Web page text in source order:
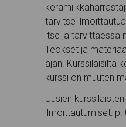
tarvitse
itse ja tarvittaessa
Teokset ja
ajan. Kurssilaisilta
kurssi on muuten
Uusien
ilmoittautumiset: p.